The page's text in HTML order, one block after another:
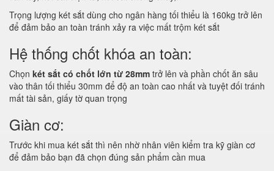
Trọng lượng két sắt dùng cho ngân hàng tối thiểu là 160kg trở lên
để đảm bảo an toàn tránh xảy ra việc mất trộm két sắt
Hệ thống chốt khóa an toàn:
Chọn két sắt có chốt lớn từ 28mm trở lên và phần chốt ăn sâu
vào thân tối thiểu 30mm để độ an toàn cao nhất và tuyệt đối tránh
mất tài sản, giấy tờ quan trọng
Giàn cơ:
Trước khi mua két sắt thì nên nhờ nhân viên kiểm tra kỹ giàn cơ
để đảm bảo bạn đã chọn đúng sản phẩm cần mua